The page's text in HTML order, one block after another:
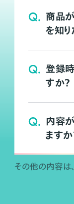
Q. 商品
を知
Q. 登録
すか？
Q. 内容
ますか
その他の内容は、